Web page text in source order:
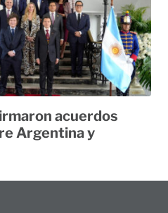
acuerdos
Argentina y